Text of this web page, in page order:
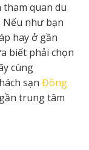
tham quan du
Nếu như bạn
hay ở gần
biết phải chọn
cùng
sạn Đồng
trung tâm